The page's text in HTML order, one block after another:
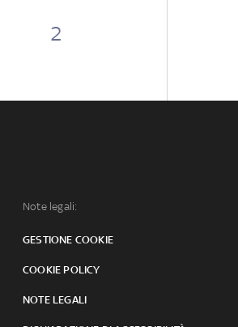
2
Note legali:
GESTIONE COOKIE
COOKIE POLICY
NOTE LEGALI